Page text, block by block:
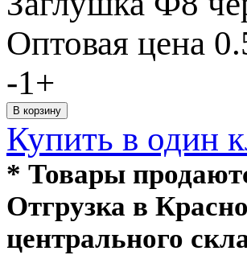
Оптовая цена
-1+
Купить в один
* Товары
Отгрузка в
центрального